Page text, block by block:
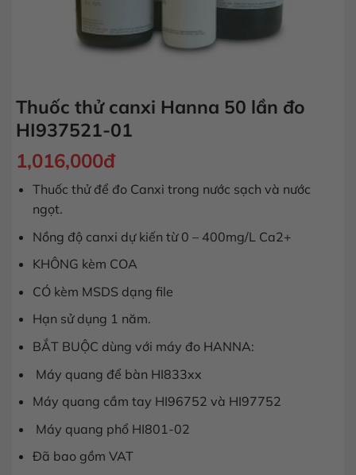
Thuốc thử canxi Hanna 50 lần đo
HI937521-01
1,016,000đ
Thuốc thử để đo Canxi trong nước sạch và nước
ngọt.
Nồng độ canxi dự kiến từ 0 – 400mg/L Ca2+
KHÔNG kèm COA
CÓ kèm MSDS dạng file
Hạn sử dụng 1 năm.
BẮT BUỘC dùng với máy đo HANNA:
Máy quang để bàn HI833xx
Máy quang cầm tay HI96752 và HI97752
Máy quang phổ HI801-02
Đã bao gồm VAT